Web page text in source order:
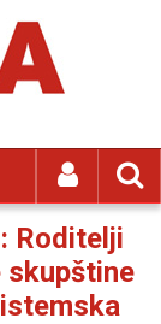
Roditelji
skupštine